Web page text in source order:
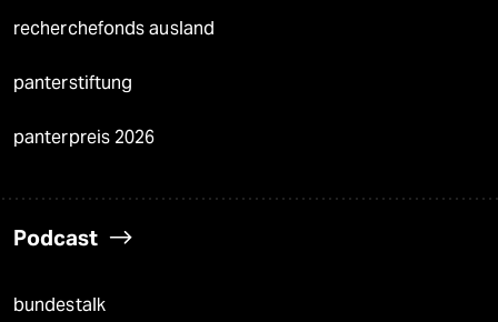
recherchefonds ausland
panterstiftung
panterpreis 2026
Podcast
bundestalk